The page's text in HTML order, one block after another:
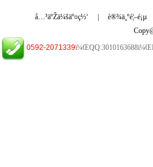
å…³äºŽä¼šäº¤ç½‘ è®¾ä¸ºé¦–é¡µ
0592-2071339